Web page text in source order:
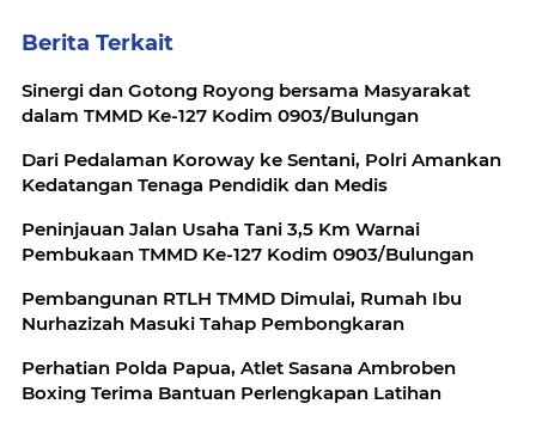
Berita Terkait
Sinergi dan Gotong Royong bersama Masyarakat
dalam TMMD Ke-127 Kodim 0903/Bulungan
Dari Pedalaman Koroway ke Sentani, Polri Amankan
Kedatangan Tenaga Pendidik dan Medis
Peninjauan Jalan Usaha Tani 3,5 Km Warnai
Pembukaan TMMD Ke-127 Kodim 0903/Bulungan
Pembangunan RTLH TMMD Dimulai, Rumah Ibu
Nurhazizah Masuki Tahap Pembongkaran
Perhatian Polda Papua, Atlet Sasana Ambroben
Boxing Terima Bantuan Perlengkapan Latihan